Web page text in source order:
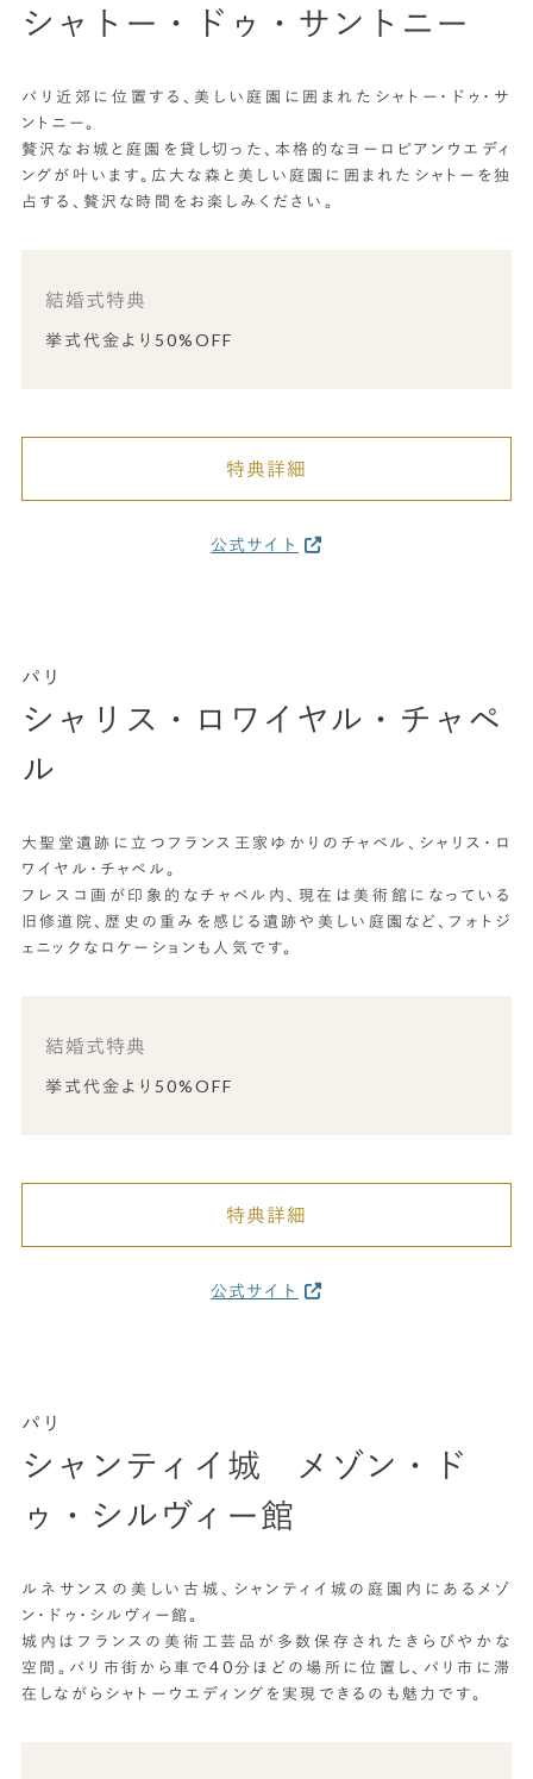
シャトー・ドゥ・サントニー
パリ近郊に位置する、美しい庭園に囲まれたシャトー・ドゥ・サ
ントニー。
贅沢なお城と庭園を貸し切った、本格的なヨーロピアンウエディ
ングが叶います。広大な森と美しい庭園に囲まれたシャトーを独
占する、贅沢な時間をお楽しみください。
結婚式特典
挙式代金より50%OFF
特典詳細
公式サイト
パリ
シャリス・ロワイヤル・チャペ
ル
大聖堂遺跡に立つフランス王家ゆかりのチャペル、シャリス・ロ
ワイヤル・チャペル。
フレスコ画が印象的なチャペル内、現在は美術館になっている
旧修道院、歴史の重みを感じる遺跡や美しい庭園など、フォトジ
ェニックなロケーションも人気です。
結婚式特典
挙式代金より50%OFF
特典詳細
公式サイト
パリ
シャンティイ城 メゾン・ド
ゥ・シルヴィー館
ルネサンスの美しい古城、シャンティイ城の庭園内にあるメゾ
ン・ドゥ・シルヴィー館。
城内はフランスの美術工芸品が多数保存されたきらびやかな
空間。パリ市街から車で40分ほどの場所に位置し、パリ市に滞
在しながらシャトーウエディングを実現できるのも魅力です。